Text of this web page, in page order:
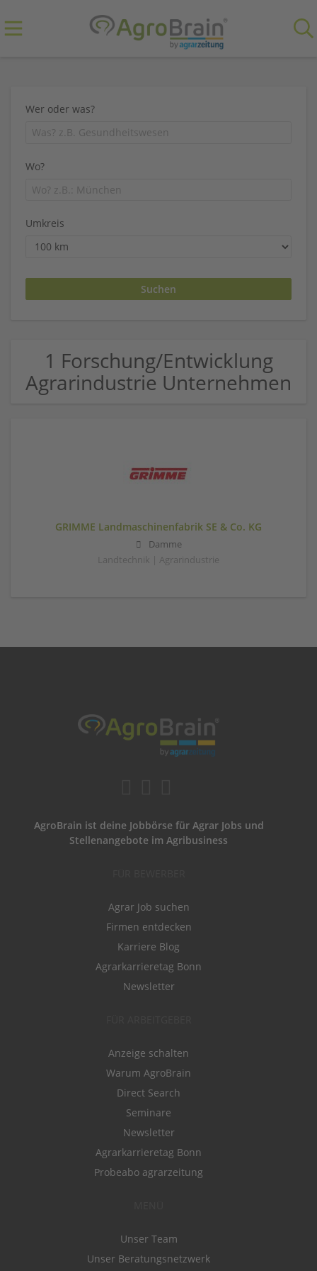
Wer oder was?
Wo?
Umkreis
1 Forschung/Entwicklung
Agrarindustrie Unternehmen
GRIMME Landmaschinenfabrik SE & Co. KG
Damme
Landtechnik | Agrarindustrie
AgroBrain ist deine Jobbörse für Agrar Jobs und
Stellenangebote im Agribusiness
Agrar Job suchen
Firmen entdecken
Karriere Blog
Agrarkarrieretag Bonn
Newsletter
Anzeige schalten
Warum AgroBrain
Direct Search
Seminare
Newsletter
Agrarkarrieretag Bonn
Probeabo agrarzeitung
Unser Team
Unser Beratungsnetzwerk